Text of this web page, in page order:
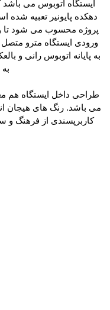
ایستگاه اتوبوس می
دهکده پایونیر تعبیه شده
پروژه محسوب می شود تا
ورودی ایستگاه مترو
به پایانه اتوبوس رانی و
طراحی داخل ایستگاه هم
می باشد. رنگ های هیجان
کاربرپسندی از فرهنگ و